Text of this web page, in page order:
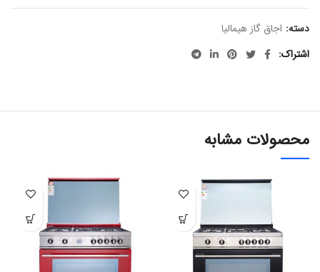
دسته: اجاق گاز هیمالیا
اشتراک
محصولات مشابه